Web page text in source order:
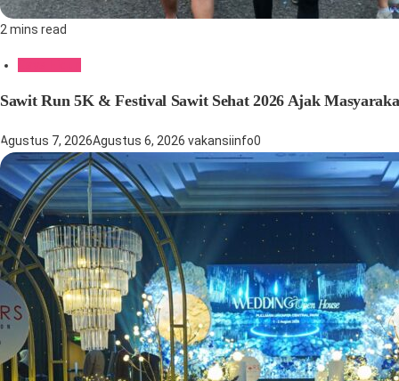
2 mins read
Sawit Run 5K & Festival Sawit Sehat 2026 Ajak
Agustus 7, 2026Agustus 6, 2026 vakansiinfo0